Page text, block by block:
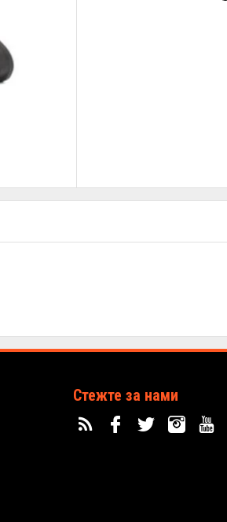
Стежте за нами